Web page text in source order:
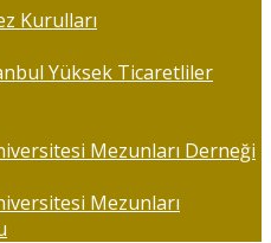
Kurulları
Yüksek Ticaretliler
Mezunları Derneği
Mezunları